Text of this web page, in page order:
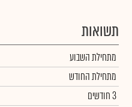
תשואות
מתחילת השבוע
מתחילת החודש
3 חודשים